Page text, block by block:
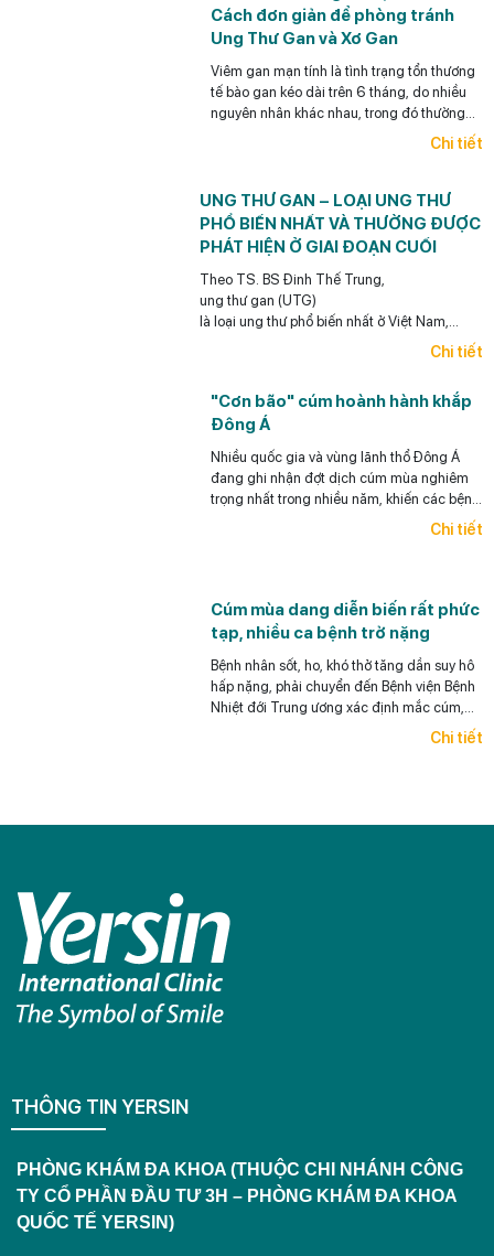
Cách đơn giản để phòng tránh
Ung Thư Gan và Xơ Gan
Viêm gan mạn tính là tình trạng tổn thương
tế bào gan kéo dài trên 6 tháng, do nhiều
nguyên nhân khác nhau, trong đó thường
gặp nhất là viêm gan siêu vi B mạn tính,
Chi tiết
UNG THƯ GAN – LOẠI UNG THƯ
PHỔ BIẾN NHẤT VÀ THƯỜNG ĐƯỢC
PHÁT HIỆN Ở GIAI ĐOẠN CUỐI
Theo TS. BS Đinh Thế Trung,
ung thư gan (UTG)
là loại ung thư phổ biến nhất ở Việt Nam,
ra UTG cho bệnh nhân),
có thể phát hiện sớm và điều trị hiệu quả
UTG.
Chi tiết
"Cơn bão" cúm hoành hành khắp
Đông Á
Nhiều quốc gia và vùng lãnh thổ Đông Á
đang ghi nhận đợt dịch cúm mùa nghiêm
trọng nhất trong nhiều năm, khiến các bệnh
Chi tiết
Cúm mùa dang diễn biến rất phức
tạp, nhiều ca bệnh trở nặng
Bệnh nhân sốt, ho, khó thở tăng dần suy hô
hấp nặng, phải chuyển đến Bệnh viện Bệnh
Nhiệt đới Trung ương xác định mắc cúm,
Chi tiết
THÔNG TIN YERSIN
PHÒNG KHÁM ĐA KHOA (THUỘC CHI NHÁNH CÔNG
TY CỔ PHẦN ĐẦU TƯ 3H – PHÒNG KHÁM ĐA KHOA
QUỐC TẾ YERSIN)